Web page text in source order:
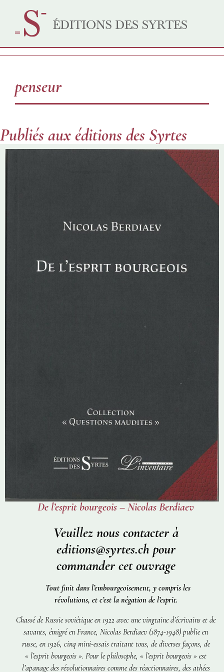
penseur
Publiés aux éditions des Syrtes
De l’esprit bourgeois – Nicolas Berdiaev
Veuillez nous contacter à
editions@syrtes.ch pour
commander cet ouvrage
Tout finit dans l’embourgeoisement, y compris les
révolutions, et c’est la négation de l’esprit.
Chassé de Russie soviétique en 1922 avec une vingtaine d’écrivains et de
savants, émigré en France, Nicolas Berdiaev (1874-1948) publie en
russe, en 1926, cinq mini-essais traitant tous, de diverses façons, de
« l’esprit bourgeois ». Pour le philosophe, « l’esprit bourgeois » est
l’apanage des révolutionnaires comme des réactionnaires, des athées